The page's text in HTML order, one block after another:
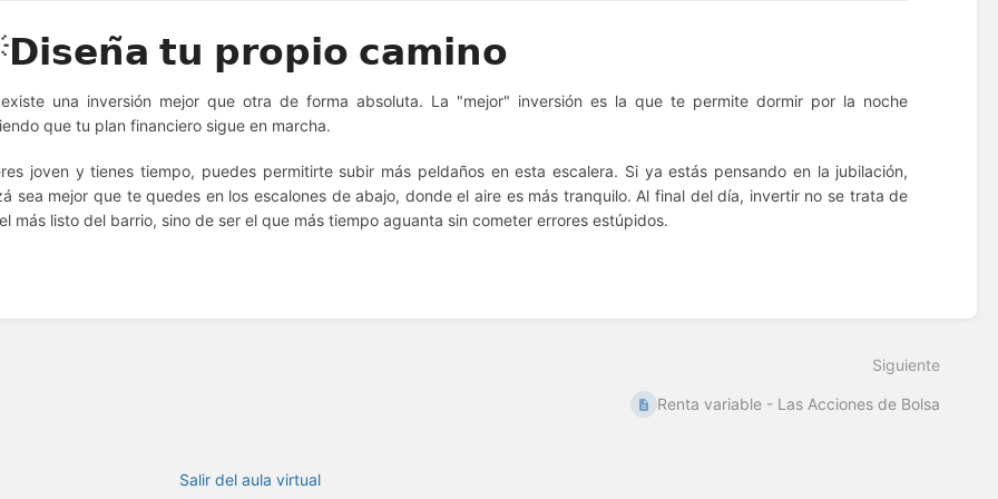
𝘁𝘂 𝗽𝗿𝗼𝗽𝗶𝗼 𝗰𝗮𝗺𝗶𝗻𝗼
una inversión mejor que otra de forma absoluta. La "mejor" inversión es la que te permite dormir por la noche
que tu plan financiero sigue en marcha.
joven y tienes tiempo, puedes permitirte subir más peldaños en esta escalera. Si ya estás pensando en la jubilación,
sea mejor que te quedes en los escalones de abajo, donde el aire es más tranquilo. Al final del día, invertir no se trata de
más listo del barrio, sino de ser el que más tiempo aguanta sin cometer errores estúpidos.
Siguiente
Renta variable - Las Acciones de Bolsa
Salir del aula virtual